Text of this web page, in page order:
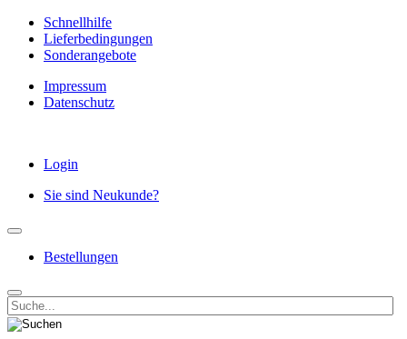
Schnellhilfe
Lieferbedingungen
Sonderangebote
Impressum
Datenschutz
Login
Sie sind Neukunde?
Bestellungen